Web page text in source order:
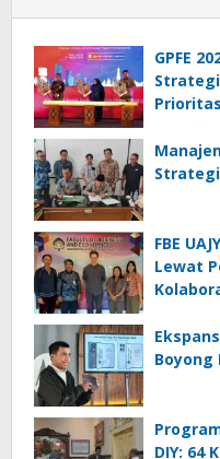
GPFE
FBE
Lewat
Boyong
DIY: 64